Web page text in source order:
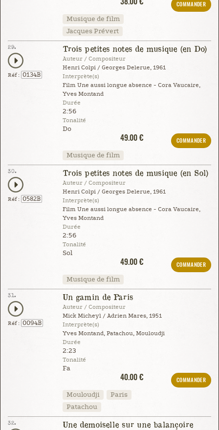
38.00 €
COMMANDER
Musique de film
Jacques Prévert
29.
Réf : 0134B
Trois petites notes de musique (en Do)
Auteur / Compositeur
Henri Colpi / Georges Delerue, 1961
Interprète(s)
Film Une aussi longue absence - Cora Vaucaire,
Yves Montand
Durée
2:56
Tonalité
Do
49.00 €
COMMANDER
Musique de film
30.
Réf : 0582B
Trois petites notes de musique (en Sol)
Auteur / Compositeur
Henri Colpi / Georges Delerue, 1961
Interprète(s)
Film Une aussi longue absence - Cora Vaucaire,
Yves Montand
Durée
2:56
Tonalité
Sol
49.00 €
COMMANDER
Musique de film
31.
Réf : 0094B
Un gamin de Paris
Auteur / Compositeur
Mick Micheyl / Adrien Mares, 1951
Interprète(s)
Yves Montand, Patachou, Mouloudji
Durée
2:23
Tonalité
Fa
40.00 €
COMMANDER
Mouloudji
Paris
Patachou
32. Une demoiselle sur une balançoire